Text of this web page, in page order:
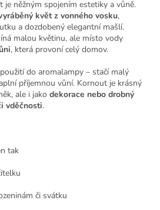
něžným spojením estetiky a vůně.
květ z vonného vosku,
a dozdobený elegantní mašlí.
malou květinu, ale místo vody
, která provoní celý domov.
do aromalampy – stačí malý
příjemnou vůní. Kornout je krásný
ale i jako dekorace nebo drobný
vděčnosti.
tak
či svátku